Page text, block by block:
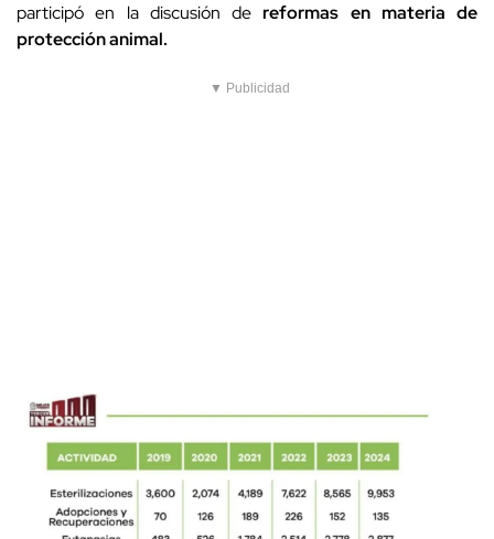
participó en la discusión dereformas en materia de
protección animal.
▼ Publicidad